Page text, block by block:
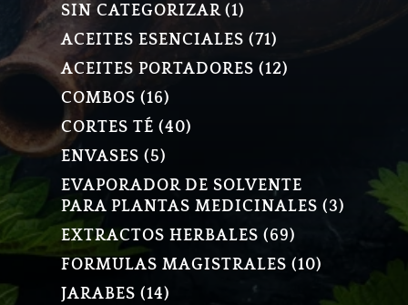
SIN CATEGORIZAR 11
PRODUCTO
ACEITES ESENCIALES 7171
PRODUCTOS
ACEITES PORTADORES 1212
COMBOS 1616
PRODUCTOS
CORTES TÉ 4040
ENVASES 55
PRODUCTOS
EVAPORADOR DE SOLVENTE
PARA PLANTAS MEDICINALES
33
EXTRACTOS HERBALES 6969
PRODUCTOS
FORMULAS MAGISTRALES 1010
JARABES 1414